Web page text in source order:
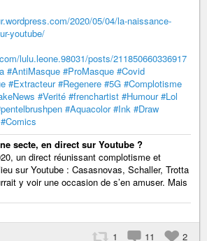
2020/05/04/la-naissance-
youtube/
lulu.leone.98031/posts/211850660336917
#AntiMasque #ProMasque #Covid
#Extracteur #Regenere #5G #Complotisme
#Verité #frenchartist #Humour #Lol
#Aquacolor #Ink #Draw
#Comics
secte, en direct sur Youtube ?
un direct réunissant complotisme et
sur Youtube : Casasnovas, Schaller, Trotta
y voir une occasion de s’en amuser. Mais
1 11 2